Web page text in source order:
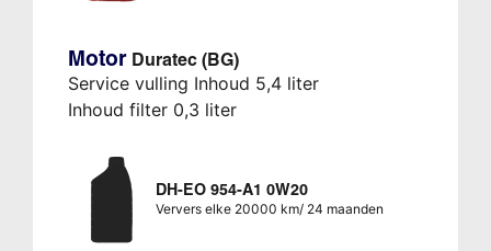
Motor Duratec (BG)
Service vulling Inhoud 5,4 liter
Inhoud filter 0,3 liter
DH-EO 954-A1 0W20
Ververs elke 20000 km/ 24 maanden